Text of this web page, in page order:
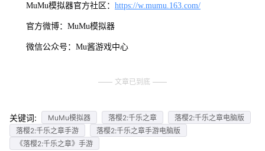
MuMu模拟器官方社区： https://w.mumu.163.com/
官方微博：MuMu模拟器
微信公众号：Mu酱游戏中心
文章已到底
关键词: MuMu模拟器 落樱2:千乐之章
落樱2:千乐之章电脑版
落樱2:千乐之章手游
落樱2:千乐之章手游电脑版
《落樱2:千乐之章》手游